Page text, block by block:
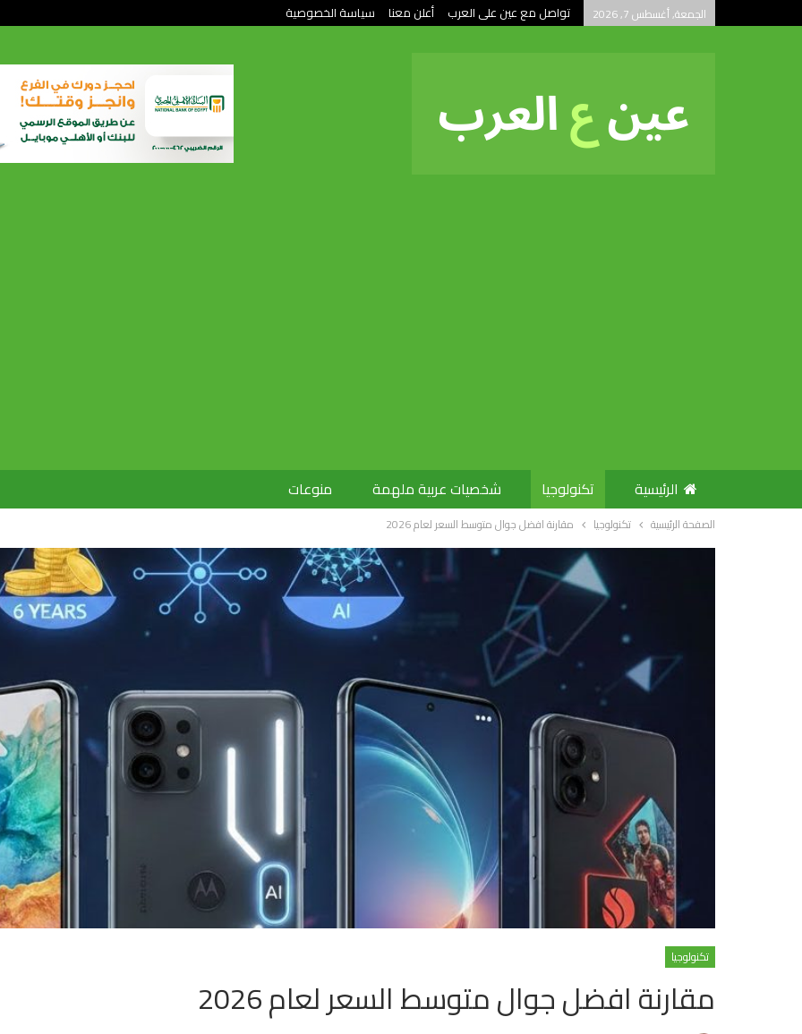
الجمعة, أغسطس 7, 2026 تواصل مع عين على العرب أعلن معنا سياسة الخصوصية
الرئيسية تكنولوجيا شخصيات عربية ملهمة منوعات
الصفحة الرئيسية تكنولوجيا مقارنة افضل جوال متوسط السعر لعام 2026
تكنولوجيا
مقارنة افضل جوال متوسط السعر لعام 2026